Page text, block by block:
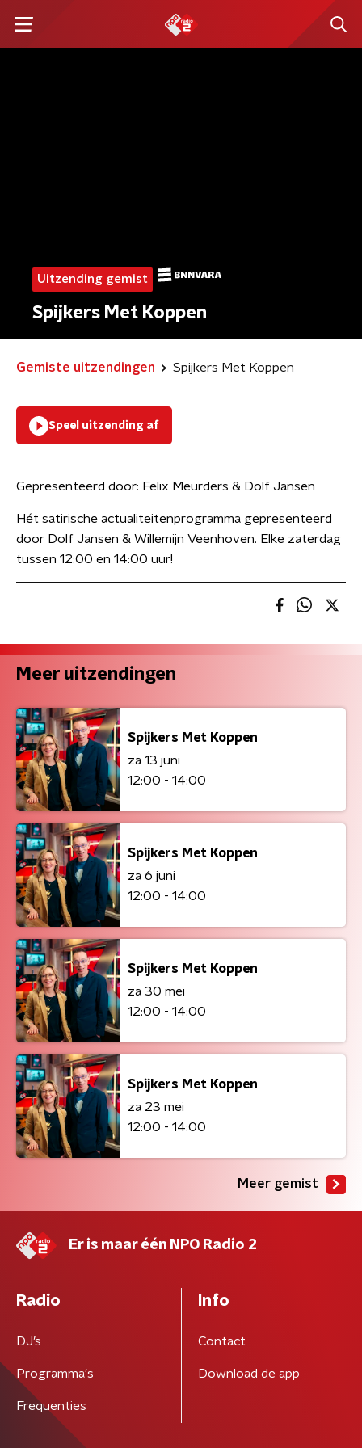
Uitzending gemist
Spijkers Met Koppen
Gemiste uitzendingen Spijkers Met Koppen
Speel uitzending af
Gepresenteerd door: Felix Meurders & Dolf Jansen
Hét satirische actualiteitenprogramma gepresenteerd
door Dolf Jansen & Willemijn Veenhoven. Elke zaterdag
tussen 12:00 en 14:00 uur!
Meer uitzendingen
Spijkers Met Koppen
za 13 juni
12:00 - 14:00
Spijkers Met Koppen
za 6 juni
12:00 - 14:00
Spijkers Met Koppen
za 30 mei
12:00 - 14:00
Spijkers Met Koppen
za 23 mei
12:00 - 14:00
Meer gemist
Er is maar één NPO Radio 2
Radio
DJ’s
Programma's
Frequenties
Info
Contact
Download de app